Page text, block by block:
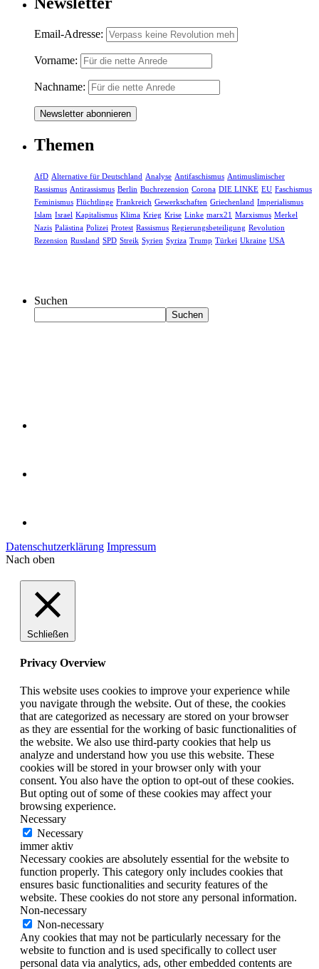
Email-Adresse:
Vorname:
Nachname:
Themen
AfD Alternative für Deutschland Analyse Antifaschismus Antimuslimischer
Rassismus Antirassismus Berlin Buchrezension Corona DIE LINKE EU Faschismus
Feminismus Flüchtlinge Frankreich Gewerkschaften Griechenland Imperialismus
Islam Israel Kapitalismus Klima Krieg Krise Linke marx21 Marxismus Merkel
Nazis Palästina Polizei Protest Rassismus Regierungsbeteiligung Revolution
Rezension Russland SPD Streik Syrien Syriza Trump Türkei Ukraine USA
Suchen
Suchen
Datenschutzerklärung Impressum
Nach oben
Schließen
Privacy Overview
This website uses cookies to improve your experience while
you navigate through the website. Out of these, the cookies
that are categorized as necessary are stored on your browser
as they are essential for the working of basic functionalities of
the website. We also use third-party cookies that help us
analyze and understand how you use this website. These
cookies will be stored in your browser only with your
consent. You also have the option to opt-out of these cookies.
But opting out of some of these cookies may affect your
browsing experience.
Necessary
Necessary
immer aktiv
Necessary cookies are absolutely essential for the website to
function properly. This category only includes cookies that
ensures basic functionalities and security features of the
website. These cookies do not store any personal information.
Non-necessary
Non-necessary
Any cookies that may not be particularly necessary for the
website to function and is used specifically to collect user
personal data via analytics, ads, other embedded contents are